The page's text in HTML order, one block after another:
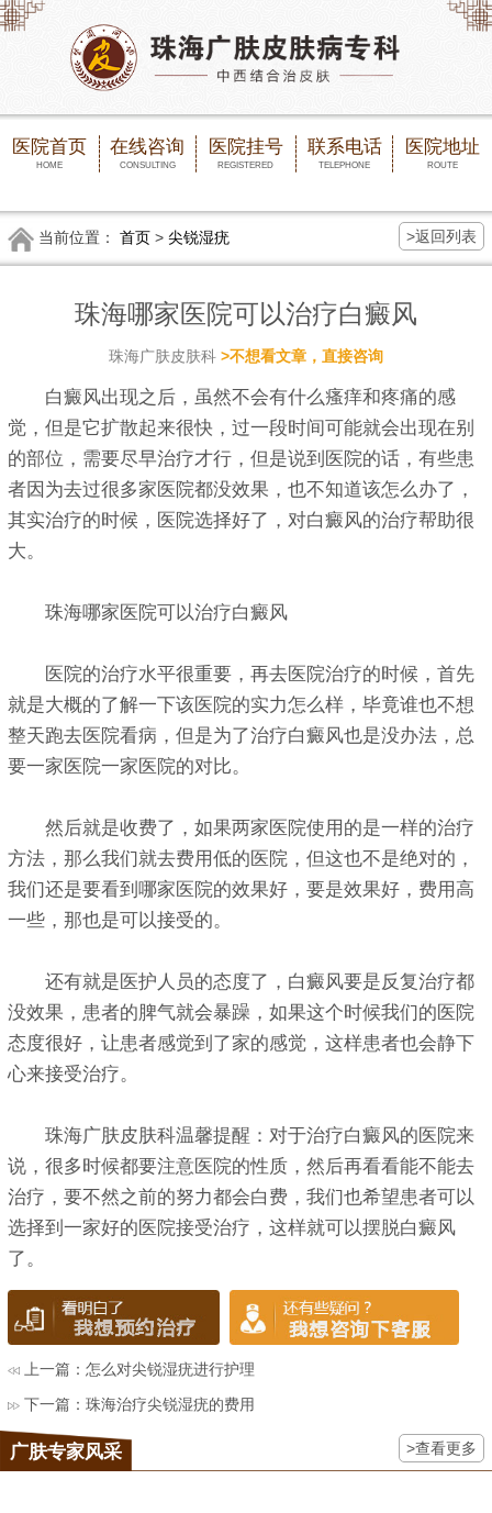
医院首页
HOME
在线咨询
CONSULTING
医院挂号
REGISTERED
联系电话
TELEPHONE
医院地址
ROUTE
当前位置： 首页> 尖锐湿疣 >返回列表
珠海哪家医院可以治疗白癜风
珠海广肤皮肤科 >不想看文章，直接咨询
白癜风出现之后，虽然不会有什么瘙痒和疼痛的感
觉，但是它扩散起来很快，过一段时间可能就会出现在别
的部位，需要尽早治疗才行，但是说到医院的话，有些患
者因为去过很多家医院都没效果，也不知道该怎么办了，
其实治疗的时候，医院选择好了，对白癜风的治疗帮助很
大。
珠海哪家医院可以治疗白癜风
医院的治疗水平很重要，再去医院治疗的时候，首先
就是大概的了解一下该医院的实力怎么样，毕竟谁也不想
整天跑去医院看病，但是为了治疗白癜风也是没办法，总
要一家医院一家医院的对比。
然后就是收费了，如果两家医院使用的是一样的治疗
方法，那么我们就去费用低的医院，但这也不是绝对的，
我们还是要看到哪家医院的效果好，要是效果好，费用高
一些，那也是可以接受的。
还有就是医护人员的态度了，白癜风要是反复治疗都
没效果，患者的脾气就会暴躁，如果这个时候我们的医院
态度很好，让患者感觉到了家的感觉，这样患者也会静下
心来接受治疗。
珠海广肤皮肤科温馨提醒：对于治疗白癜风的医院来
说，很多时候都要注意医院的性质，然后再看看能不能去
治疗，要不然之前的努力都会白费，我们也希望患者可以
选择到一家好的医院接受治疗，这样就可以摆脱白癜风
了。
上一篇：怎么对尖锐湿疣进行护理
下一篇：珠海治疗尖锐湿疣的费用
广肤专家风采 >查看更多